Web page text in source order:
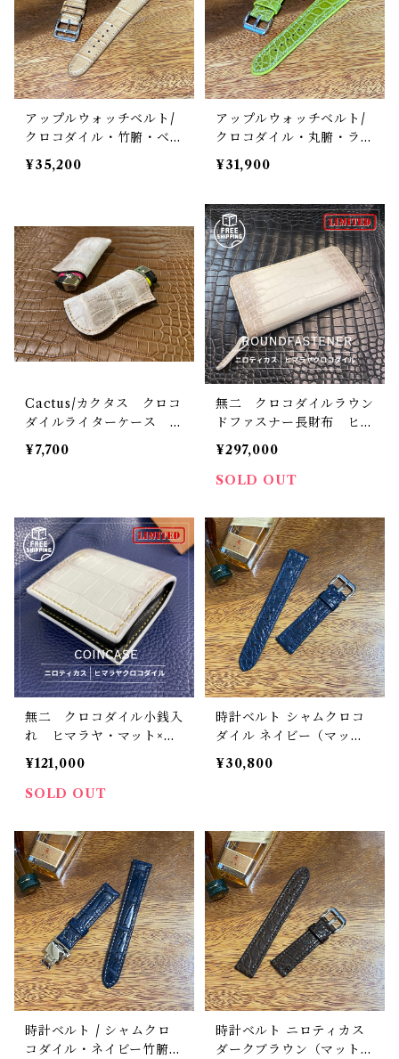
アップルウォッチベルト/
クロコダイル・竹腑・ベー
ジュ・フラット（For 42/
44/45/46/49mm）遊革・
¥35,200
アップルウォッチベルト/
クロコダイル・丸腑・ライ
ム・フラット （For 42/4
4/45/46/49mm）裏材フ
バンド
¥31,900
Cactus/カクタス クロコ
ダイルライターケース ヒ
マラヤクロコ（ニロティカ
ス）bigライター付き 10
¥7,700
無二 クロコダイルラウン
ドファスナー長財布 ヒマ
ラヤ・マット×牛革ブラッ
ク＆金箔リザード使用 ニ
ロティカス ナイルクロコ
金運アップ財布 ハンドメ
イド 外周は手縫い YK
Kエクセラファスナー使
用 一点モノ 壊れない革
財布 金運爆上がり
¥297,000
SOLD OUT
無二 クロコダイル小銭入
れ ヒマラヤ・マット×牛
革ブラック＆金箔リザード
使用 マチ付き コインケ
ース 手縫い ゴールドリ
もの
¥121,000
SOLD OUT
時計ベルト シャムクロコ
ダイル ネイビー（マッ
ト）丸腑 20mm-18mm
【スタンダード】フルフラ
¥30,800
時計ベルト / シャムクロ
コダイル・ネイビー竹腑・
時計ベルト ニロティカス
ダークブラウン（マット）